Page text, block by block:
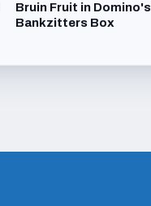
Bruin Fruit in Domino's
Bankzitters Box